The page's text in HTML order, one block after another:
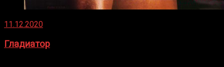
11.12.2020
Гладиатор